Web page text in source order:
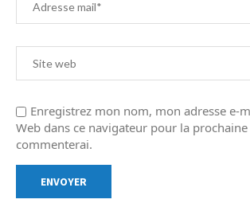
Enregistrez mon nom, mon adresse e-
Web dans ce navigateur pour la
commenterai.